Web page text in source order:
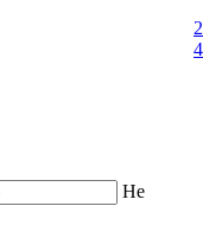
Не